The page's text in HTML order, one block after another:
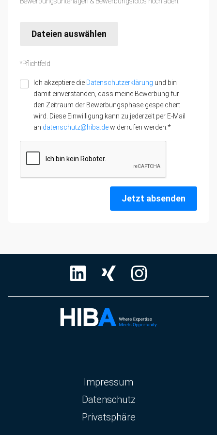
Dateien auswählen
*Pflichtfeld
Ich akzeptiere die Datenschutzerklärung und bin
damit einverstanden, dass meine Bewerbung für
den Zeitraum der Bewerbungsphase gespeichert
wird. Diese Einwilligung kann zu jederzeit per E-Mail
an datenschutz@hiba.dewiderrufen werden.*
Jetzt absenden
Navigation
überspringen
Impressum
Datenschutz
Privatsphäre